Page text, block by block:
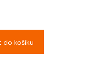
do košíku